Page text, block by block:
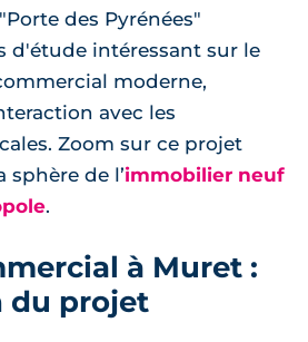
des Pyrénées"
d'étude intéressant sur le
moderne,
avec les
Zoom sur ce projet
de l’immobilier neuf
.
à Muret :
du projet